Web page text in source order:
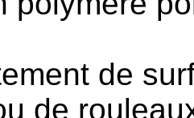
de
de